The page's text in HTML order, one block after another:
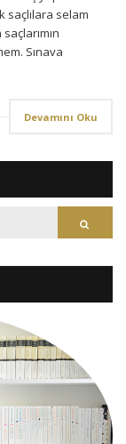
saçlılara selam
Sınava
Devamını Oku